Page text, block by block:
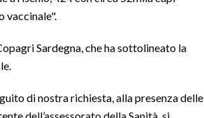
vaccinale".
Sardegna, che ha sottolineato la
di nostra richiesta, alla presenza delle